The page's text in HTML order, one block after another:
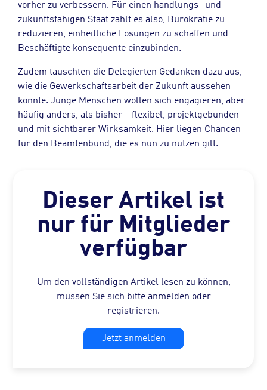
vorher zu verbessern. Für einen handlungs- und
zukunftsfähigen Staat zählt es also, Bürokratie zu
reduzieren, einheitliche Lösungen zu schaffen und
Beschäftigte konsequente einzubinden.
Zudem tauschten die Delegierten Gedanken dazu aus,
wie die Gewerkschaftsarbeit der Zukunft aussehen
könnte. Junge Menschen wollen sich engagieren, aber
häufig anders, als bisher – flexibel, projektgebunden
und mit sichtbarer Wirksamkeit. Hier liegen Chancen
für den Beamtenbund, die es nun zu nutzen gilt.
Dieser Artikel ist
nur für Mitglieder
verfügbar
Um den vollständigen Artikel lesen zu können,
müssen Sie sich bitte anmelden oder
registrieren.
Jetzt anmelden